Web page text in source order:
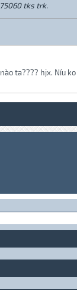
tks trk.
ta???? hjx. Níu